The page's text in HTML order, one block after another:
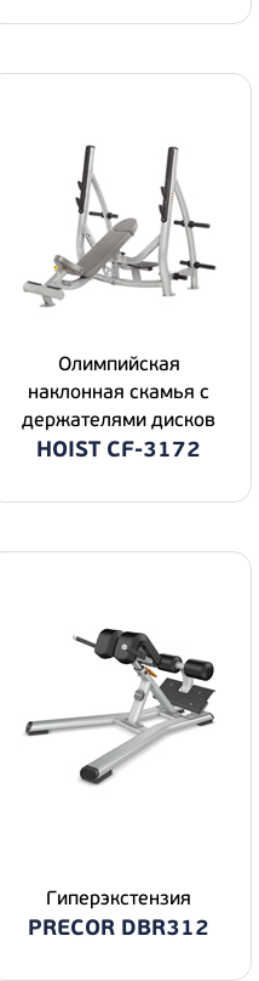
Олимпийская
наклонная скамья с
держателями дисков
HOIST CF-3172
Гиперэкстензия
PRECOR DBR312